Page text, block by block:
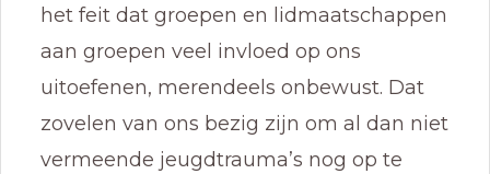
het feit dat groepen en lidmaatschappen
aan groepen veel invloed op ons
uitoefenen, merendeels onbewust. Dat
zovelen van ons bezig zijn om al dan niet
vermeende jeugdtrauma’s nog op te